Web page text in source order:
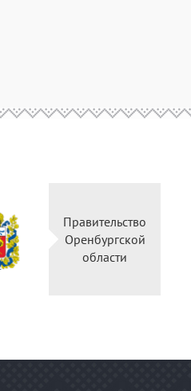
Правительство
Оренбургской
области